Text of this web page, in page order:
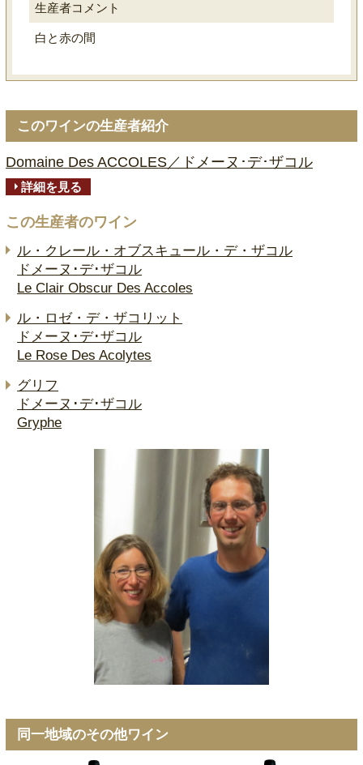
生産者コメント
白と赤の間
このワインの生産者紹介
Domaine Des ACCOLES／ドメーヌ･デ･ザコル
詳細を見る
この生産者のワイン
ル・クレール・オブスキュール・デ・ザコル
ドメーヌ･デ･ザコル
Le Clair Obscur Des Accoles
ル・ロゼ・デ・ザコリット
ドメーヌ･デ･ザコル
Le Rose Des Acolytes
グリフ
ドメーヌ･デ･ザコル
Gryphe
同一地域のその他ワイン